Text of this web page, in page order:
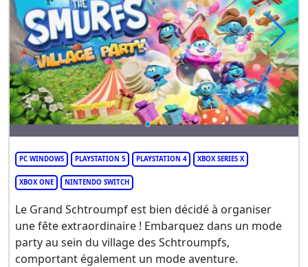
PC WINDOWS PLAYSTATION 5 PLAYSTATION 4 XBOX SERIES X
XBOX ONE NINTENDO SWITCH
Le Grand Schtroumpf est bien décidé à organiser
une fête extraordinaire ! Embarquez dans un mode
party au sein du village des Schtroumpfs,
comportant également un mode aventure.